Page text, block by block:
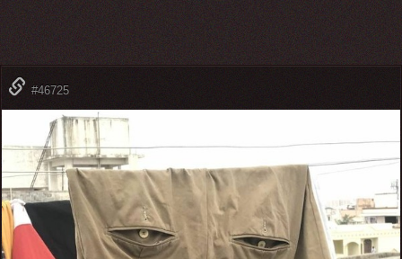
#46725